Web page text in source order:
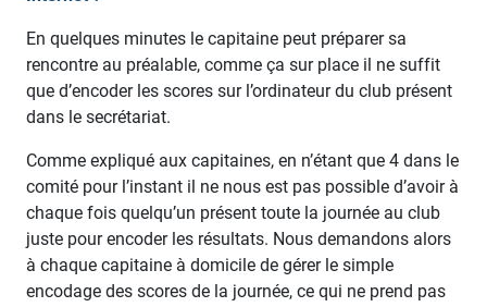
En quelques minutes le capitaine peut préparer sa
rencontre au préalable, comme ça sur place il ne suffit
que d’encoder les scores sur l’ordinateur du club présent
dans le secrétariat.
Comme expliqué aux capitaines, en n’étant que 4 dans le
comité pour l’instant il ne nous est pas possible d’avoir à
chaque fois quelqu’un présent toute la journée au club
juste pour encoder les résultats. Nous demandons alors
à chaque capitaine à domicile de gérer le simple
encodage des scores de la journée, ce qui ne prend pas